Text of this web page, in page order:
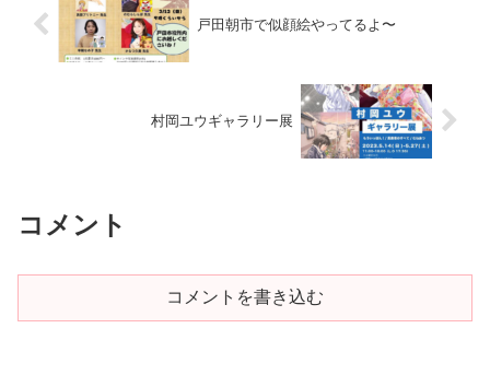
戸田朝市で似顔絵やってるよ〜
村岡ユウギャラリー展
コメント
コメントを書き込む